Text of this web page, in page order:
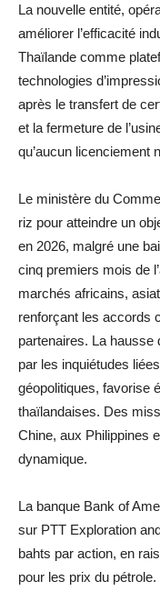
La nouvelle entité,
améliorer l’efficacité
Thaïlande comme
technologies
après le transfert de
et la fermeture de
qu’aucun licenciement
Le ministère du
riz pour atteindre un
en 2026, malgré une
cinq premiers mois de
marchés africains,
renforçant les accords
partenaires. La hausse
par les inquiétudes
géopolitiques, favorise
thaïlandaises. Des
Chine, aux Philippines
dynamique.
La banque Bank of
sur PTT Exploration
bahts par action, en
pour les prix du